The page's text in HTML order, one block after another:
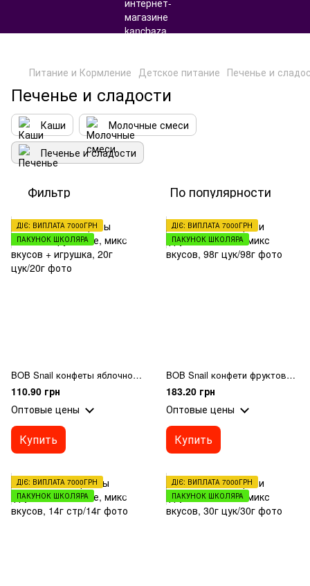
Питание и Кормление Детское питание Печенье и
Печенье и сладости
Каши
Молочные смеси
Печенье и сладости
Фильтр По популярности
ДІЄ: ВИПЛАТА 7000ГРН
ПАКУНОК ШКОЛЯРА
BOB Snail конфеты яблочно-грушевые, микс вкусов + игрушка, 20г
110.90 грн
Оптовые цены
Купить
ДІЄ: ВИПЛАТА 7000ГРН
ПАКУНОК ШКОЛЯРА
BOB Snail конфети фруктово-ягодн, микс вкусов, 98г
183.20 грн
Оптовые цены
Купить
ДІЄ: ВИПЛАТА 7000ГРН
ПАКУНОК ШКОЛЯРА
ДІЄ: ВИПЛАТА 7000ГРН
ПАКУНОК ШКОЛЯРА